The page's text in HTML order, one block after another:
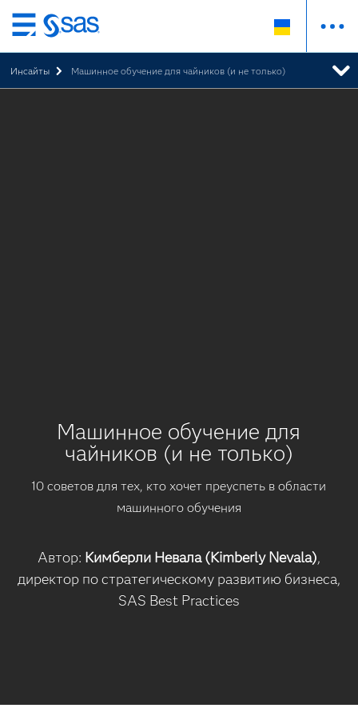
Skip
to
main
content
Инсайты Машинное обучение для чайников (и не только)
Машинное обучение для
чайников (и не только)
10 советов для тех, кто хочет преуспеть в области
машинного обучения
Автор: Кимберли Невала (Kimberly Nevala),
директор по стратегическому развитию бизнеса,
SAS Best Practices